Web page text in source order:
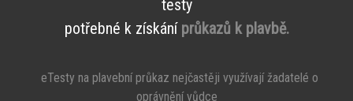
testy
potřebné k získání průkazů k plavbě.
eTesty na plavební průkaz nejčastěji využívají žadatelé o
oprávnění vůdce